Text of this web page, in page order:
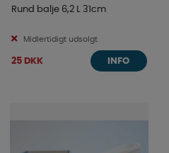
Rund balje 6,2 L 31cm
Midlertidigt udsolgt
25 DKK INFO